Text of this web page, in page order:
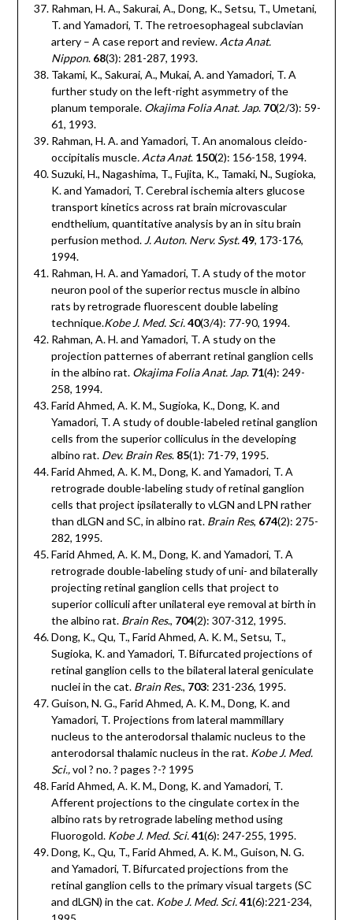
Rahman, H. A., Sakurai, A., Dong, K., Setsu, T., Umetani,
T. and Yamadori, T. The retroesophageal subclavian
artery – A case report and review. Acta Anat.
Nippon. 68(3): 281-287, 1993.
Takami, K., Sakurai, A., Mukai, A. and Yamadori, T. A
further study on the left-right asymmetry of the
planum temporale. Okajima Folia Anat. Jap. 70(2/3): 59-
61, 1993.
Rahman, H. A. and Yamadori, T. An anomalous cleido-
occipitalis muscle. Acta Anat. 150(2): 156-158, 1994.
Suzuki, H., Nagashima, T., Fujita, K., Tamaki, N., Sugioka,
K. and Yamadori, T. Cerebral ischemia alters glucose
transport kinetics across rat brain microvascular
endthelium, quantitative analysis by an in situ brain
perfusion method. J. Auton. Nerv. Syst. 49, 173-176,
1994.
Rahman, H. A. and Yamadori, T. A study of the motor
neuron pool of the superior rectus muscle in albino
rats by retrograde fluorescent double labeling
technique.Kobe J. Med. Sci. 40(3/4): 77-90, 1994.
Rahman, A. H. and Yamadori, T. A study on the
projection patternes of aberrant retinal ganglion cells
in the albino rat. Okajima Folia Anat. Jap. 71(4): 249-
258, 1994.
Farid Ahmed, A. K. M., Sugioka, K., Dong, K. and
Yamadori, T. A study of double-labeled retinal ganglion
cells from the superior colliculus in the developing
albino rat. Dev. Brain Res. 85(1): 71-79, 1995.
Farid Ahmed, A. K. M., Dong, K. and Yamadori, T. A
retrograde double-labeling study of retinal ganglion
cells that project ipsilaterally to vLGN and LPN rather
than dLGN and SC, in albino rat. Brain Res, 674(2): 275-
282, 1995.
Farid Ahmed, A. K. M., Dong, K. and Yamadori, T. A
retrograde double-labeling study of uni- and bilaterally
projecting retinal ganglion cells that project to
superior colliculi after unilateral eye removal at birth in
the albino rat. Brain Res., 704(2): 307-312, 1995.
Dong, K., Qu, T., Farid Ahmed, A. K. M., Setsu, T.,
Sugioka, K. and Yamadori, T. Bifurcated projections of
retinal ganglion cells to the bilateral lateral geniculate
nuclei in the cat. Brain Res., 703: 231-236, 1995.
Guison, N. G., Farid Ahmed, A. K. M., Dong, K. and
Yamadori, T. Projections from lateral mammillary
nucleus to the anterodorsal thalamic nucleus to the
anterodorsal thalamic nucleus in the rat. Kobe J. Med.
Sci.,vol ? no. ? pages ?-? 1995
Farid Ahmed, A. K. M., Dong, K. and Yamadori, T.
Afferent projections to the cingulate cortex in the
albino rats by retrograde labeling method using
Fluorogold. Kobe J. Med. Sci. 41(6): 247-255, 1995.
Dong, K., Qu, T., Farid Ahmed, A. K. M., Guison, N. G.
and Yamadori, T. Bifurcated projections from the
retinal ganglion cells to the primary visual targets (SC
and dLGN) in the cat. Kobe J. Med. Sci. 41(6):221-234,